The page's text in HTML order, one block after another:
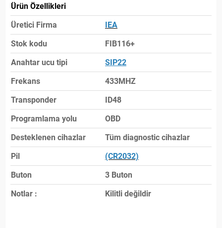
Ürün Özellikleri
Üretici Firma
IEA
Stok kodu
FIB116+
Anahtar ucu tipi
SIP22
Frekans
433MHZ
Transponder
ID48
Programlama yolu
OBD
Desteklenen cihazlar
Tüm diagnostic cihazlar
Pil
(CR2032)
Buton
3 Buton
Notlar :
Kilitli değildir